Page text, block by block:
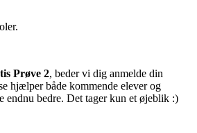
Prøve 2, beder vi dig anmelde din
hjælper både kommende elever og
endnu bedre. Det tager kun et øjeblik :)